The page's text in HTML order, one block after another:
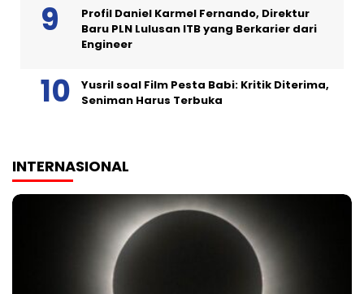
Profil Daniel Karmel Fernando, Direktur
Baru PLN Lulusan ITB yang Berkarier dari
Engineer
Yusril soal Film Pesta Babi: Kritik Diterima,
Seniman Harus Terbuka
INTERNASIONAL